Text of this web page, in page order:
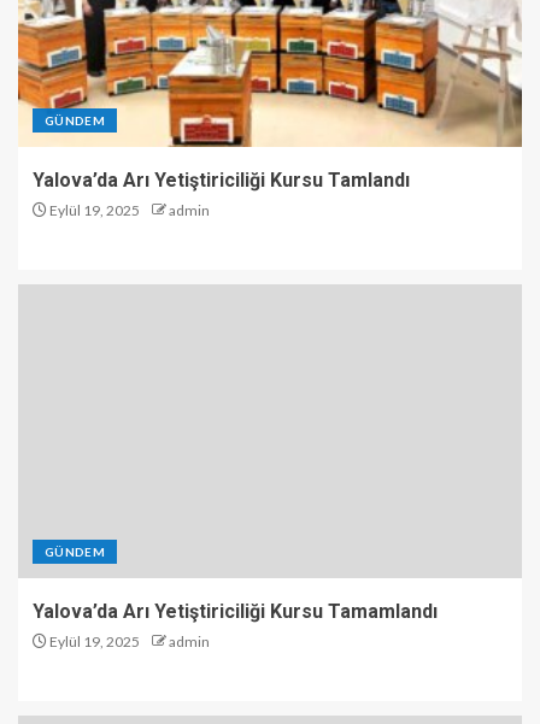
GÜNDEM
Yalova’da Arı Yetiştiriciliği Kursu Tamlandı
Eylül 19, 2025 admin
GÜNDEM
Yalova’da Arı Yetiştiriciliği Kursu Tamamlandı
Eylül 19, 2025 admin